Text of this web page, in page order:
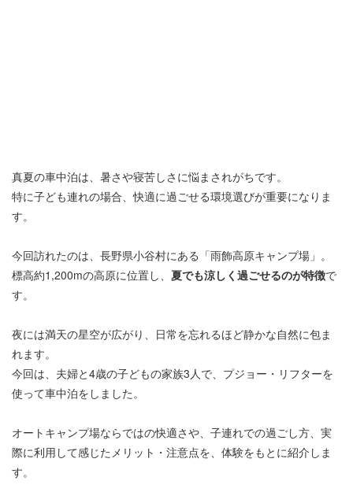
真夏の車中泊は、暑さや寝苦しさに悩まされがちです。
特に子ども連れの場合、快適に過ごせる環境選びが重要になりま
す。
今回訪れたのは、長野県小谷村にある「雨飾高原キャンプ場」。
標高約1,200mの高原に位置し、 夏でも涼しく過ごせるのが特徴で
す。
夜には満天の星空が広がり、日常を忘れるほど静かな自然に包ま
れます。
今回は、夫婦と4歳の子どもの家族3人で、プジョー・リフターを
使って車中泊をしました。
オートキャンプ場ならではの快適さや、子連れでの過ごし方、実
際に利用して感じたメリット・注意点を、体験をもとに紹介しま
す。